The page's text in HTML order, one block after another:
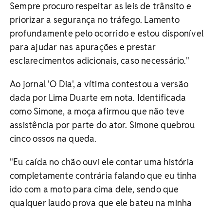
Sempre procuro respeitar as leis de trânsito e
priorizar a segurança no tráfego. Lamento
profundamente pelo ocorrido e estou disponível
para ajudar nas apurações e prestar
esclarecimentos adicionais, caso necessário."
Ao jornal 'O Dia', a vítima contestou a versão
dada por Lima Duarte em nota. Identificada
como Simone, a moça afirmou que não teve
assistência por parte do ator. Simone quebrou
cinco ossos na queda.
"Eu caída no chão ouvi ele contar uma história
completamente contrária falando que eu tinha
ido com a moto para cima dele, sendo que
qualquer laudo prova que ele bateu na minha